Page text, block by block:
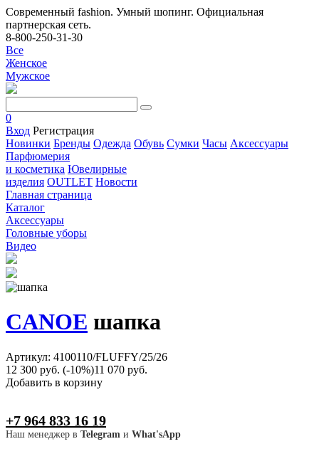
Современный fashion. Умный шопинг. Официальная
партнерская сеть.
8-800-250-31-30
Все
Женское
Мужское
0
Вход Регистрация
Новинки Бренды Одежда Обувь Сумки Часы Аксессуары
Парфюмерия
и косметика Ювелирные
изделия OUTLET Новости
Главная страница
Каталог
Аксессуары
Головные уборы
Видео
CANOE шапка
Артикул: 4100110/FLUFFY/25/26
12 300 руб. (-10%)11 070 руб.
Добавить в корзину
+7 964 833 16 19
Наш менеджер в Telegram и What'sApp